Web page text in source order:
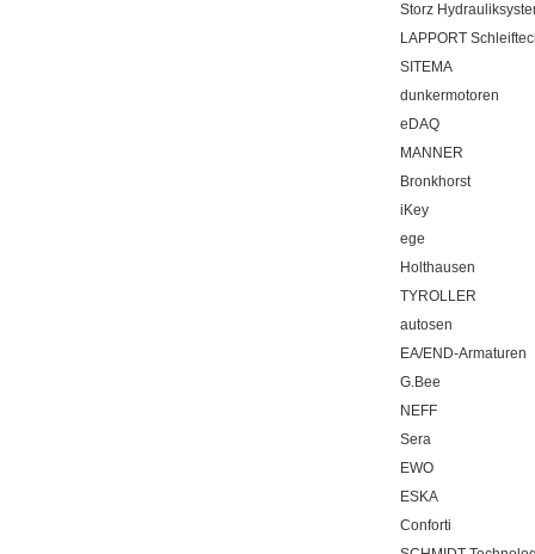
Storz
LAPPORT
SITEMA
dunkermotoren
eDAQ
MANNER
Bronkhorst
iKey
ege
Holthausen
TYROLLER
autosen
EA/END-Armaturen
G.Bee
NEFF
Sera
EWO
ESKA
Conforti